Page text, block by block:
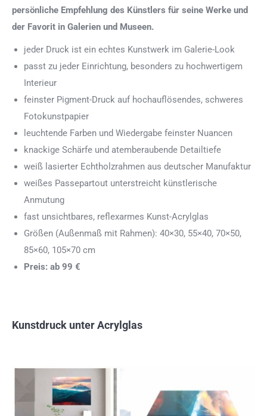
persönliche Empfehlung des Künstlers für seine Werke und
der Favorit in Galerien und Museen.
jeder Druck ist ein echtes Kunstwerk im Galerie-Look
passt zu jeder Einrichtung, besonders zu hochwertigem
Interieur
feinster Pigment-Druck auf hochauflösendes, schweres
Fotokunstpapier
leuchtende Farben und Wiedergabe feinster Nuancen
knackige Schärfe und atemberaubende Detailtiefe
weiß lasierter Echtholzrahmen aus deutscher Manufaktur
weißes Passepartout unterstreicht künstlerische
Anmutung
fast unsichtbares, reflexarmes Kunst-Acrylglas
Größen (Außenmaß mit Rahmen): 40×30, 55×40, 70×50,
85×60, 105×70 cm
Preis: ab 99 €
Kunstdruck unter Acrylglas